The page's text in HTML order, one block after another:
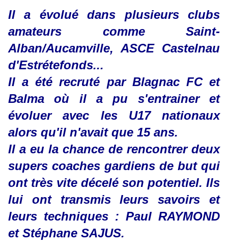
Il a évolué dans plusieurs clubs
amateurs comme Saint-
Alban/Aucamville, ASCE Castelnau
d'Estrétefonds...
Il a été recruté par Blagnac FC et
Balma où il a pu s'entrainer et
évoluer avec les U17 nationaux
alors qu'il n'avait que 15 ans.
Il a eu la chance de rencontrer deux
supers coaches gardiens de but qui
ont très vite décelé son potentiel. Ils
lui ont transmis leurs savoirs et
leurs techniques : Paul RAYMOND
et Stéphane SAJUS.